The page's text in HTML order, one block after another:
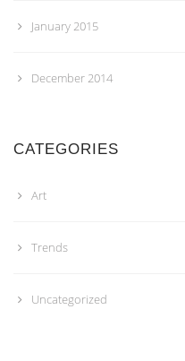
January 2015
December 2014
CATEGORIES
Art
Trends
Uncategorized